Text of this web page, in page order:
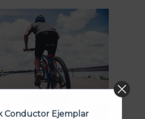
Conductor Ejemplar